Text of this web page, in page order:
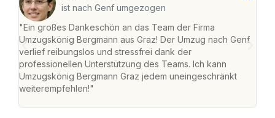
ist nach Genf umgezogen
"Ein großes Dankeschön an das Team der Firma
Umzugskönig Bergmann aus Graz! Der Umzug nach Genf
verlief reibungslos und stressfrei dank der
professionellen Unterstützung des Teams. Ich kann
Umzugskönig Bergmann Graz jedem uneingeschränkt
weiterempfehlen!"